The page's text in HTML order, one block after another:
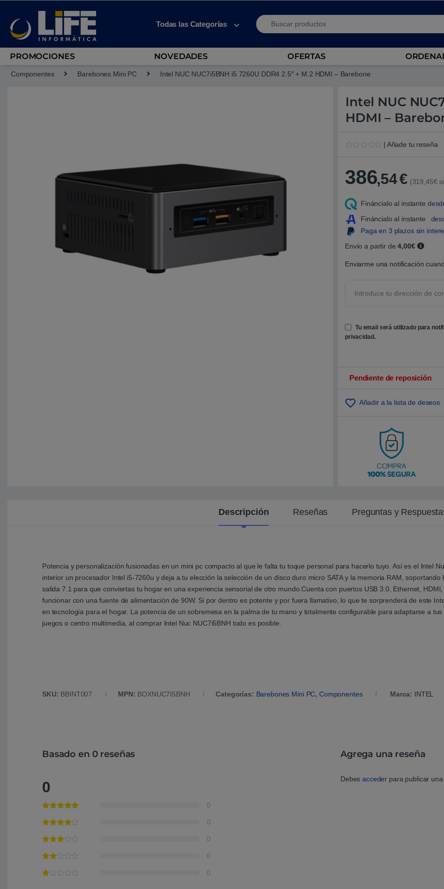
Todas las Categorías
Search for:
PROMOCIONES NOVEDADES OFERTAS
Componentes Barebones Mini PC Intel NUC NUC7i5BNH i5 7260U DDR4 2.5″ + M.2 HDMI – Barebone
Intel NUC
HDMI –
o
r
o
5
0
0
s
o
e
n
p
n
d
| Añade tu reseña
386,54€ (319,45€
Fináncialo al instante
Fináncialo al instante
Paga en 3 plazos sin
Envío a partir de4,00€
Enviarme una notificación
Tu email será utilizado para
privacidad.
Pendiente de reposición
Añadir a la lista de deseos
Descripción Reseñas Preguntas y
Potencia y personalización fusionadas en un mini pc compacto al que le falta tu toque personal para hacerlo tuyo. Así es el Intel
interior un procesador Intel i5-7260u y deja a tu elección la selección de un disco duro micro SATA y la memoria RAM,
salida 7.1 para que conviertas tu hogar en una experiencia sensorial de otro mundo.Cuenta con puertos USB 3.0, Ethernet,
funcionar con una fuente de alimentación de 90W. Si por dentro es potente y por fuera llamativo, lo que te sorprenderá de este
en tecnología para el hogar. La potencia de un sobremesa en la palma de tu mano y totalmente configurable para adaptarse a
juegos o centro multimedia, al comprar Intel Nuc NUC7i5BNH todo es posible.
SKU: BBINT007 MPN: BOXNUC7I5BNH Categorías: Barebones Mini PC, Componentes Marca: INTEL
Basado en 0 reseñas
0
0
0
0
0
0
Agrega una reseña
Debesacceder para publicar